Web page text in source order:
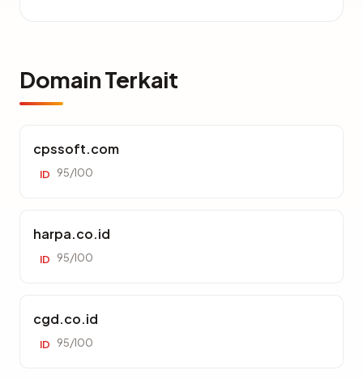
Domain Terkait
cpssoft.com
ID 95/100
harpa.co.id
ID 95/100
cgd.co.id
ID 95/100